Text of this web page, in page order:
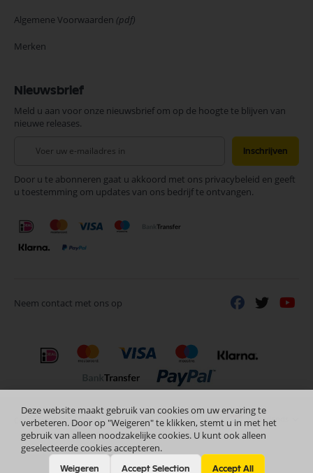
Algemene Voorwaarden (pdf)
Merken
Nieuwsbrief
Meld u aan voor onze nieuwsbrief om op de hoogte te blijven van
nieuwe releases.
onze
nieuwsbrief
Inschrijven
Door u te abonneren gaat u akkoord met ons privacybeleid en geeft
u toestemming om updates van ons bedrijf te ontvangen.
Neem contact met ons op
Deze website maakt gebruik van cookies om uw ervaring te
verbeteren. Door op "Weigeren" te klikken, stemt u in met het
gebruik van alleen noodzakelijke cookies. U kunt ook alleen
geselecteerde cookies accepteren.
Weigeren Accept Selection Accept All
Copyright © 2024 Selectra Hengelo Nederlands